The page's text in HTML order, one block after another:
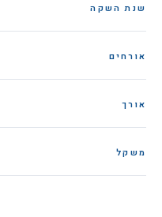
שנת השקה
אורחים
אורך
משקל